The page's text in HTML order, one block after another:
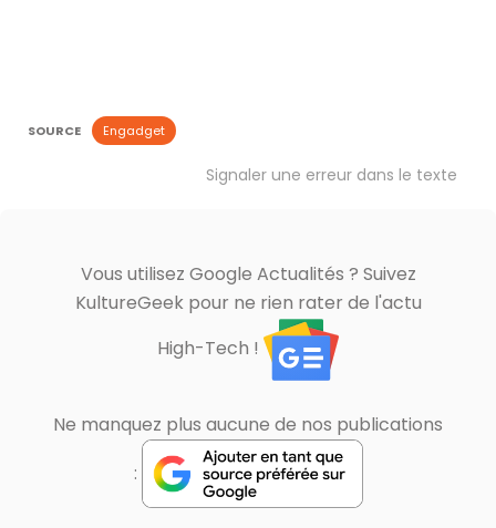
SOURCE Engadget
Signaler une erreur dans le texte
Vous utilisez Google Actualités ? Suivez
KultureGeek pour ne rien rater de l'actu
High-Tech !
Ne manquez plus aucune de nos publications
: